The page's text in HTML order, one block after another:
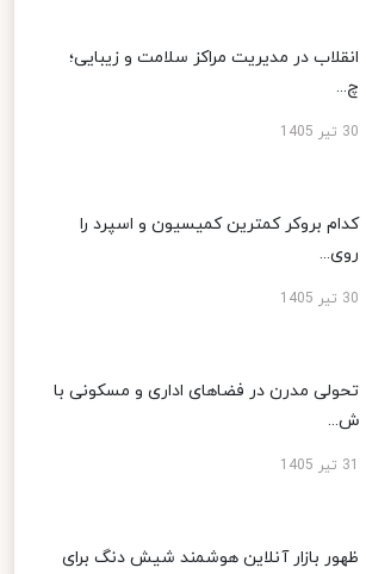
انقلاب در مدیریت مراکز سلامت و زیبایی؛
چ...
30 تیر 1405
کدام بروکر کمترین کمیسیون و اسپرد را
روی...
30 تیر 1405
تحولی مدرن در فضاهای اداری و مسکونی با
ش...
ظهور بازار آنلاین هوشمند شیش دنگ برای